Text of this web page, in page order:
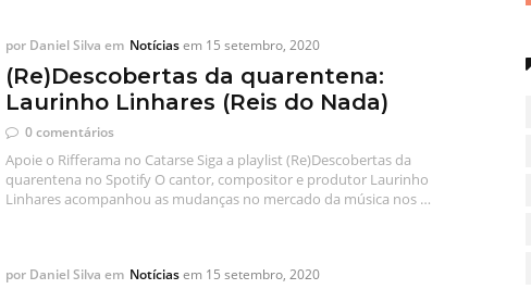
por Daniel Silva em Notíciasem 15 setembro, 2020
(Re)Descobertas da quarentena:
Laurinho Linhares (Reis do Nada)
0 comentários
Apoie o Rifferama no Catarse Siga a playlist (Re)Descobertas da
quarentena no Spotify O cantor, compositor e produtor Laurinho
Linhares acompanhou as mudanças no mercado da música nos …
por Daniel Silva em Notíciasem 15 setembro, 2020